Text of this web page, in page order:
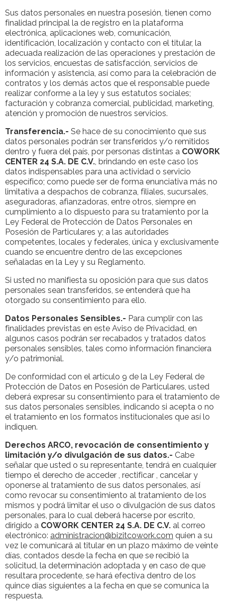
Sus datos personales en nuestra posesión, tienen como
finalidad principal la de registro en la plataforma
electrónica, aplicaciones web, comunicación,
identificación, localización y contacto con el titular, la
adecuada realización de las operaciones y prestación de
los servicios, encuestas de satisfacción, servicios de
información y asistencia, así como para la celebración de
contratos y los demás actos que el responsable puede
realizar conforme a la ley y sus estatutos sociales;
facturación y cobranza comercial, publicidad, marketing,
atención y promoción de nuestros servicios.
Transferencia.- Se hace de su conocimiento que sus
datos personales podrán ser transferidos y/o remitidos
dentro y fuera del país, por personas distintas a COWORK
CENTER 24 S.A. DE C.V., brindando en este caso los
datos indispensables para una actividad o servicio
específico; como puede ser de forma enunciativa más no
limitativa a despachos de cobranza, filiales, sucursales,
aseguradoras, afianzadoras, entre otros, siempre en
cumplimiento a lo dispuesto para su tratamiento por la
Ley Federal de Protección de Datos Personales en
Posesión de Particulares y; a las autoridades
competentes, locales y federales, única y exclusivamente
cuando se encuentre dentro de las excepciones
señaladas en la Ley y su Reglamento.
Si usted no manifiesta su oposición para que sus datos
personales sean transferidos, se entenderá que ha
otorgado su consentimiento para ello.
Datos Personales Sensibles.- Para cumplir con las
finalidades previstas en este Aviso de Privacidad, en
algunos casos podrán ser recabados y tratados datos
personales sensibles, tales como información financiera
y/o patrimonial.
De conformidad con el artículo 9 de la Ley Federal de
Protección de Datos en Posesión de Particulares, usted
deberá expresar su consentimiento para el tratamiento de
sus datos personales sensibles, indicando si acepta o no
el tratamiento en los formatos institucionales que así lo
indiquen.
Derechos ARCO, revocación de consentimiento y
limitación y/o divulgación de sus datos.- Cabe
señalar que usted o su representante, tendrá en cualquier
tiempo el derecho de acceder , rectificar , cancelar y
oponerse al tratamiento de sus datos personales, así
como revocar su consentimiento al tratamiento de los
mismos y podrá limitar el uso o divulgación de sus datos
personales, para lo cual deberá hacerse por escrito,
dirigido a COWORK CENTER 24 S.A. DE C.V. al correo
electrónico: administracion@bizitcowork.com quien a su
vez le comunicará al titular en un plazo máximo de veinte
días, contados desde la fecha en que se recibió la
solicitud, la determinación adoptada y en caso de que
resultara procedente, se hará efectiva dentro de los
quince días siguientes a la fecha en que se comunica la
respuesta.